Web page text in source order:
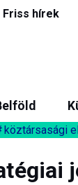
Friss hírek
köztársasági